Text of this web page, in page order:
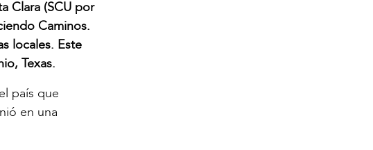
Clara (SCU por
Caminos.
locales. Este
Texas.
país que
en una